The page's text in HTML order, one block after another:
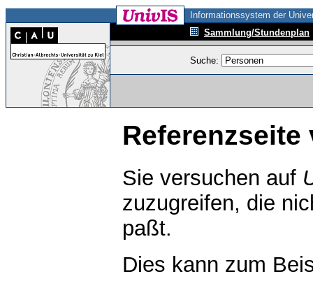
Informationssystem der
Sammlung/Stundenplan
Suche:
Referenzseite
Sie versuchen auf
zuzugreifen, die
paßt.
Dies kann zum